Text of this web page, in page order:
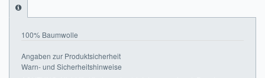
Hinweise zur Batterieentsorgung
Geschäftszeiten
Impressum
100% Baumwolle
Angaben zur Produktsicherheit
Warn- und Sicherheitshinweise